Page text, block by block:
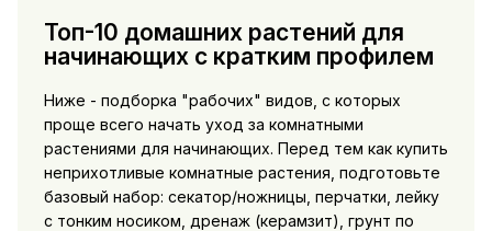
Топ-10 домашних растений для
начинающих с кратким профилем
Ниже - подборка "рабочих" видов, с которых
проще всего начать уход за комнатными
растениями для начинающих. Перед тем как купить
неприхотливые комнатные растения, подготовьте
базовый набор: секатор/ножницы, перчатки, лейку
с тонким носиком, дренаж (керамзит), грунт по